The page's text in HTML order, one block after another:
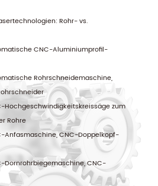
Rohr- vs.
CNC-Aluminiumprofil-
Rohrschneidemaschine,
Hochgeschwindigkeitskreissäge zum
Rohre
Anfasmaschine, CNC-Doppelkopf-
Dornrohrbiegemaschine, CNC-